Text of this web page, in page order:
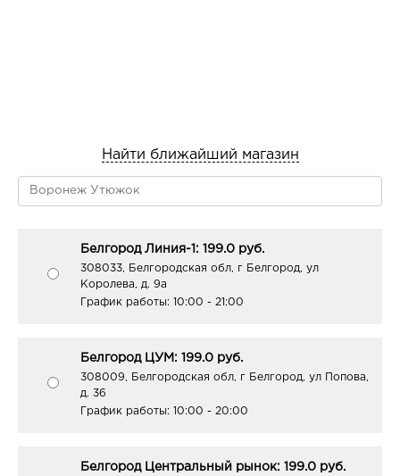
Найти ближайший магазин
Белгород Линия-1: 199.0 руб.
308033, Белгородская обл, г Белгород, ул
Королева, д. 9а
График работы: 10:00 - 21:00
Белгород ЦУМ: 199.0 руб.
308009, Белгородская обл, г Белгород, ул Попова,
д. 36
График работы: 10:00 - 20:00
Белгород Центральный рынок: 199.0 руб.